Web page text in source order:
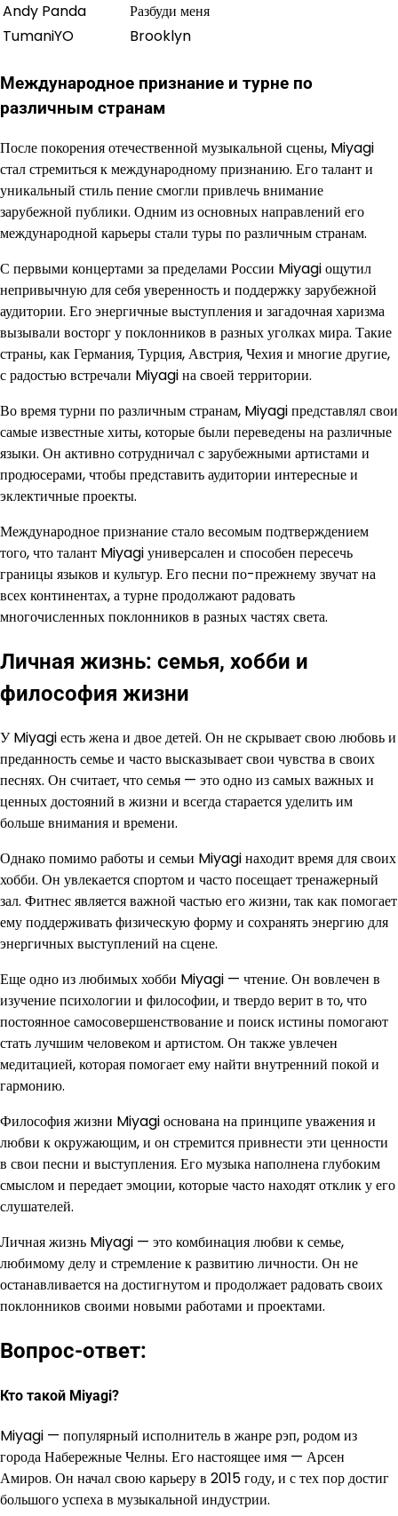
Andy Panda
Разбуди меня
TumaniYO
Brooklyn
Международное признание и турне по
различным странам
После покорения отечественной музыкальной сцены, Miyagi
стал стремиться к международному признанию. Его талант и
уникальный стиль пение смогли привлечь внимание
зарубежной публики. Одним из основных направлений его
международной карьеры стали туры по различным странам.
С первыми концертами за пределами России Miyagi ощутил
непривычную для себя уверенность и поддержку зарубежной
аудитории. Его энергичные выступления и загадочная харизма
вызывали восторг у поклонников в разных уголках мира. Такие
страны, как Германия, Турция, Австрия, Чехия и многие другие,
с радостью встречали Miyagi на своей территории.
Во время турни по различным странам, Miyagi представлял свои
самые известные хиты, которые были переведены на различные
языки. Он активно сотрудничал с зарубежными артистами и
продюсерами, чтобы представить аудитории интересные и
эклектичные проекты.
Международное признание стало весомым подтверждением
того, что талант Miyagi универсален и способен пересечь
границы языков и культур. Его песни по-прежнему звучат на
всех континентах, а турне продолжают радовать
многочисленных поклонников в разных частях света.
Личная жизнь: семья, хобби и
философия жизни
У Miyagi есть жена и двое детей. Он не скрывает свою любовь и
преданность семье и часто высказывает свои чувства в своих
песнях. Он считает, что семья — это одно из самых важных и
ценных достояний в жизни и всегда старается уделить им
больше внимания и времени.
Однако помимо работы и семьи Miyagi находит время для своих
хобби. Он увлекается спортом и часто посещает тренажерный
зал. Фитнес является важной частью его жизни, так как помогает
ему поддерживать физическую форму и сохранять энергию для
энергичных выступлений на сцене.
Еще одно из любимых хобби Miyagi — чтение. Он вовлечен в
изучение психологии и философии, и твердо верит в то, что
постоянное самосовершенствование и поиск истины помогают
стать лучшим человеком и артистом. Он также увлечен
медитацией, которая помогает ему найти внутренний покой и
гармонию.
Философия жизни Miyagi основана на принципе уважения и
любви к окружающим, и он стремится привнести эти ценности
в свои песни и выступления. Его музыка наполнена глубоким
смыслом и передает эмоции, которые часто находят отклик у его
слушателей.
Личная жизнь Miyagi — это комбинация любви к семье,
любимому делу и стремление к развитию личности. Он не
останавливается на достигнутом и продолжает радовать своих
поклонников своими новыми работами и проектами.
Вопрос-ответ:
Кто такой Miyagi?
Miyagi — популярный исполнитель в жанре рэп, родом из
города Набережные Челны. Его настоящее имя — Арсен
Амиров. Он начал свою карьеру в 2015 году, и с тех пор достиг
большого успеха в музыкальной индустрии.